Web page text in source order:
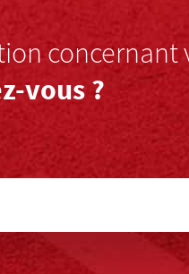
concernant
vous ?